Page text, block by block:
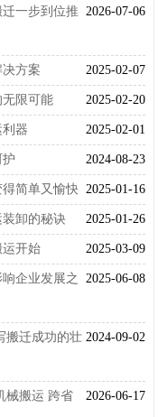
2026-07-06
一步到位推
2025-02-07
方案
2025-02-20
限可能
2025-02-01
器
2024-08-23
2025-01-16
简单又愉快
2025-01-26
卸的秘诀
2025-03-09
运开始
2025-06-08
企业发展之
2024-09-02
搬迁成功的壮
2026-06-17
械搬运 跨省